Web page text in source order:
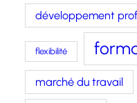
développement
flexibilité
marché du travail